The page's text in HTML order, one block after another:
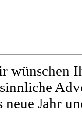
wünschen
neue Jahr